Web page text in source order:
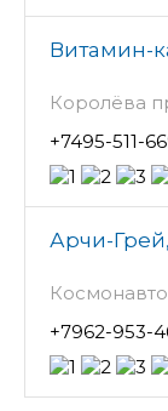
Витамин-
Королёва
+7495-511-
Арчи-
+7962-953-